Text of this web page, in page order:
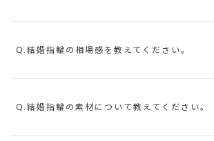
Q.結婚指輪の相場感を教えてください。
Q.結婚指輪の素材について教えてください。